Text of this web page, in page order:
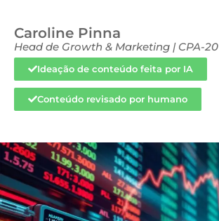
Caroline Pinna
Head de Growth & Marketing | CPA-20
Ideação de conteúdo feita por IA
Conteúdo revisado por humano